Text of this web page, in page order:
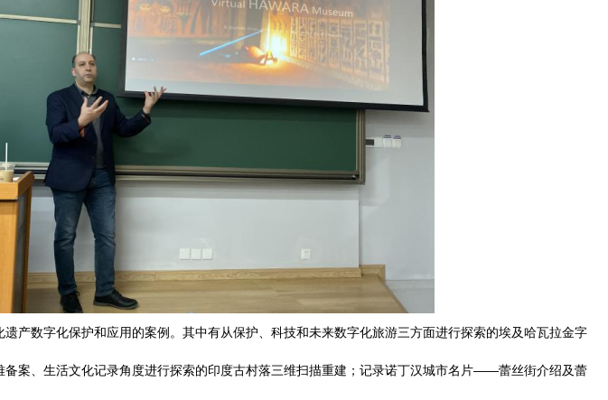
产数字化保护和应用的案例。其中有从保护、科技和未来数字化旅游三方面进行探索的埃及哈瓦拉金字
案、生活文化记录角度进行探索的印度古村落三维扫描重建；记录诺丁汉城市名片——蕾丝街介绍及蕾